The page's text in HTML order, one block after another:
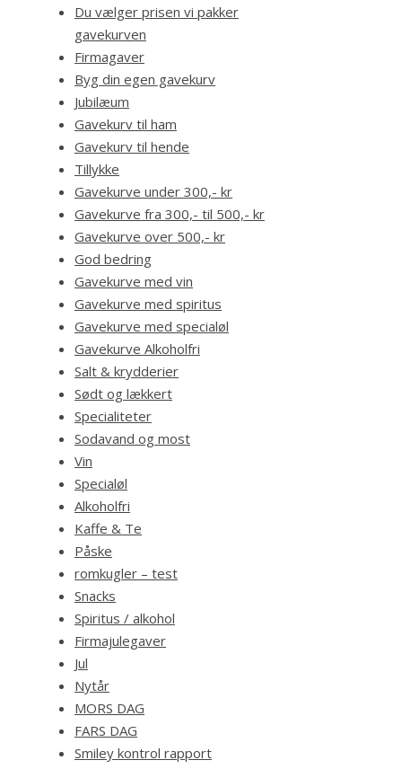
Du vælger prisen vi pakker
gavekurven
Firmagaver
Byg din egen gavekurv
Jubilæum
Gavekurv til ham
Gavekurv til hende
Tillykke
Gavekurve under 300,- kr
Gavekurve fra 300,- til 500,- kr
Gavekurve over 500,- kr
God bedring
Gavekurve med vin
Gavekurve med spiritus
Gavekurve med specialøl
Gavekurve Alkoholfri
Salt & krydderier
Sødt og lækkert
Specialiteter
Sodavand og most
Vin
Specialøl
Alkoholfri
Kaffe & Te
Påske
romkugler – test
Snacks
Spiritus / alkohol
Firmajulegaver
Jul
Nytår
MORS DAG
FARS DAG
Smiley kontrol rapport